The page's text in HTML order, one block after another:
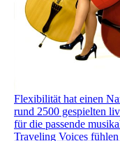
Flexibilität hat einen
rund 2500 gespielten
für die passende
Traveling Voices